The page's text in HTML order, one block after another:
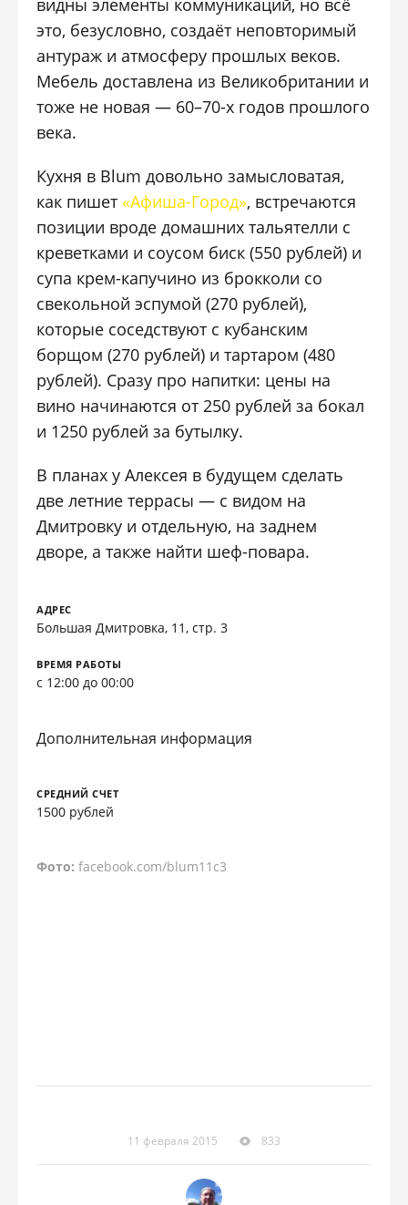
видны элементы коммуникаций, но всё
это, безусловно, создаёт неповторимый
антураж и атмосферу прошлых веков.
Мебель доставлена из Великобритании и
тоже не новая — 60–70-х годов прошлого
века.
Кухня в Blum довольно замысловатая,
как пишет «Афиша-Город», встречаются
позиции вроде домашних тальятелли с
креветками и соусом биск (550 рублей) и
супа крем-капучино из брокколи со
свекольной эспумой (270 рублей),
которые соседствуют с кубанским
борщом (270 рублей) и тартаром (480
рублей). Сразу про напитки: цены на
вино начинаются от 250 рублей за бокал
и 1250 рублей за бутылку.
В планах у Алексея в будущем сделать
две летние террасы — с видом на
Дмитровку и отдельную, на заднем
дворе, а также найти шеф-повара.
АДРЕС
Большая Дмитровка, 11, стр. 3
ВРЕМЯ РАБОТЫ
с 12:00 до 00:00
Дополнительная информация
СРЕДНИЙ СЧЕТ
1500 рублей
Фото:facebook.com/blum11c3
11 февраля 2015 833